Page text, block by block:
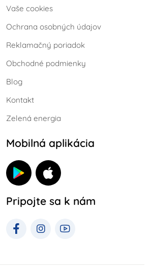
Vaše cookies
Ochrana osobných údajov
Reklamačný poriadok
Obchodné podmienky
Blog
Kontakt
Zelená energia
Mobilná aplikácia
Pripojte sa k nám